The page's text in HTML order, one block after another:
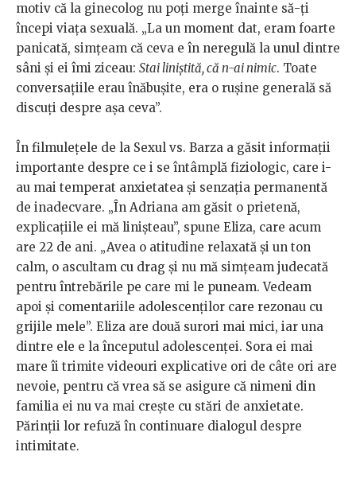
motiv că la ginecolog nu poți merge înainte să-ți
începi viața sexuală. „La un moment dat, eram foarte
panicată, simțeam că ceva e în neregulă la unul dintre
sâni și ei îmi ziceau: Stai liniștită, că n-ai nimic. Toate
conversațiile erau înăbușite, era o rușine generală să
discuți despre așa ceva”.
În filmulețele de la Sexul vs. Barza a găsit informații
importante despre ce i se întâmplă fiziologic, care i-
au mai temperat anxietatea și senzația permanentă
de inadecvare. „În Adriana am găsit o prietenă,
explicațiile ei mă linișteau”, spune Eliza, care acum
are 22 de ani. „Avea o atitudine relaxată și un ton
calm, o ascultam cu drag și nu mă simțeam judecată
pentru întrebările pe care mi le puneam. Vedeam
apoi și comentariile adolescenților care rezonau cu
grijile mele”. Eliza are două surori mai mici, iar una
dintre ele e la începutul adolescenței. Sora ei mai
mare îi trimite videouri explicative ori de câte ori are
nevoie, pentru că vrea să se asigure că nimeni din
familia ei nu va mai crește cu stări de anxietate.
Părinții lor refuză în continuare dialogul despre
intimitate.